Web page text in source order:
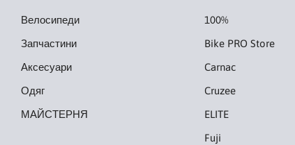
Велосипеди
Запчастини
Аксесуари
Одяг
МАЙСТЕРНЯ
100%
Bike PRO Store
Carnac
Cruzee
ELITE
Fuji